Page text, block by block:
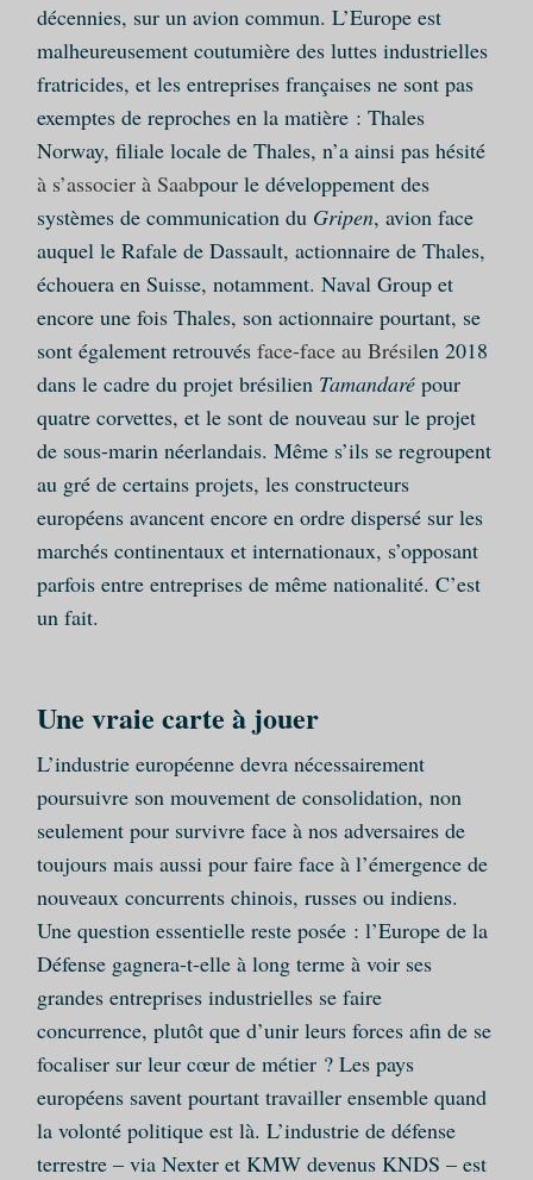
décennies, sur un avion commun. L’Europe est
malheureusement coutumière des luttes industrielles
fratricides, et les entreprises françaises ne sont pas
exemptes de reproches en la matière : Thales
Norway, filiale locale de Thales, n’a ainsi pas hésité
à s’associer à Saabpour le développement des
systèmes de communication du Gripen, avion face
auquel le Rafale de Dassault, actionnaire de Thales,
échouera en Suisse, notamment. Naval Group et
encore une fois Thales, son actionnaire pourtant, se
sont également retrouvés face-face au Brésilen 2018
dans le cadre du projet brésilien Tamandarépour
quatre corvettes, et le sont de nouveau sur le projet
de sous-marin néerlandais. Même s’ils se regroupent
au gré de certains projets, les constructeurs
européens avancent encore en ordre dispersé sur les
marchés continentaux et internationaux, s’opposant
parfois entre entreprises de même nationalité. C’est
un fait.
Une vraie carte à jouer
L’industrie européenne devra nécessairement
poursuivre son mouvement de consolidation, non
seulement pour survivre face à nos adversaires de
toujours mais aussi pour faire face à l’émergence de
nouveaux concurrents chinois, russes ou indiens.
Une question essentielle reste posée : l’Europe de la
Défense gagnera-t-elle à long terme à voir ses
grandes entreprises industrielles se faire
concurrence, plutôt que d’unir leurs forces afin de se
focaliser sur leur cœur de métier ? Les pays
européens savent pourtant travailler ensemble quand
la volonté politique est là. L’industrie de défense
terrestre – via Nexter et KMW devenus KNDS – est